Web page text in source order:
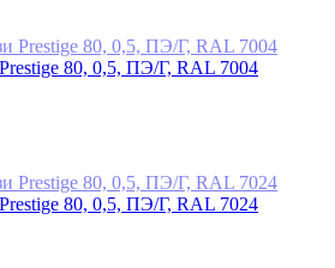
80, 0,5, ПЭ/Г, RAL 7004
80, 0,5, ПЭ/Г, RAL 7024